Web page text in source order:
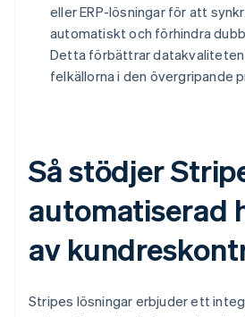
eller ERP-lösningar för att
automatiskt och förhindra
Detta förbättrar datakvaliteten
felkällorna i den övergripande
Så stödjer
automatiserad
av
Stripes lösningar erbjuder ett